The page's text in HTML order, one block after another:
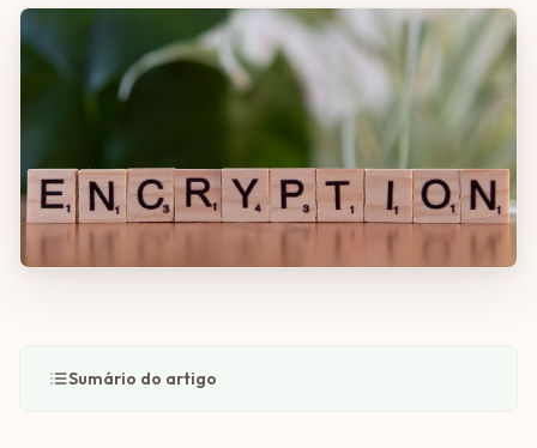
Sumário do artigo